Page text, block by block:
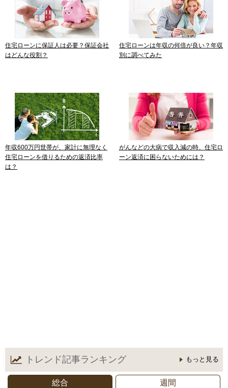
住宅ローンに保証人は必要？保証会社
はどんな役割？
住宅ローンは年収の何倍が良い？年収
別に調べてみた
年収600万円世帯が、家計に無理なく
住宅ローンを借りるための返済比率
は？
がんなどの大病で収入減の時、住宅ロ
ーン返済に困らないためには？
トレンド記事ランキング もっと見る
総合 週間